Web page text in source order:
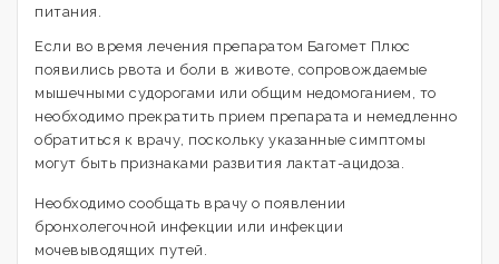
питания.
Если во время лечения препаратом Багомет Плюс
появились рвота и боли в животе, сопровождаемые
мышечными судорогами или общим недомоганием, то
необходимо прекратить прием препарата и немедленно
обратиться к врачу, поскольку указанные симптомы
могут быть признаками развития лактат-ацидоза.
Необходимо сообщать врачу о появлении
бронхолегочной инфекции или инфекции
мочевыводящих путей.